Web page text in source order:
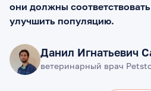
они должны
улучшить популяцию.
Данил Игнатьевич
ветеринарный врач